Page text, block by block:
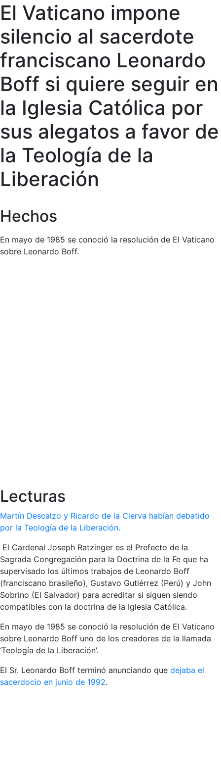
El Vaticano impone
silencio al sacerdote
franciscano Leonardo
Boff si quiere seguir en
la Iglesia Católica por
sus alegatos a favor de
la Teología de la
Liberación
Hechos
En mayo de 1985 se conoció la resolución de El Vaticano
sobre Leonardo Boff.
Lecturas
Martín Descalzo y Ricardo de la Cierva habían debatido
por la Teología de la Liberación.
El Cardenal Joseph Ratzinger es el Prefecto de la
Sagrada Congregación para la Doctrina de la Fe que ha
supervisado los últimos trabajos de Leonardo Boff
(franciscano brasileño), Gustavo Gutiérrez (Perú) y John
Sobrino (El Salvador) para acreditar si siguen siendo
compatibles con la doctrina de la Iglesia Católica.
En mayo de 1985 se conoció la resolución de El Vaticano
sobre Leonardo Boff uno de los creadores de la llamada
‘Teología de la Liberación’.
El Sr. Leonardo Boff terminó anunciando que dejaba el
sacerdocio en junio de 1992.